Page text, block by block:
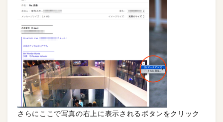
さらにここで写真の右上に表示されるボタンをクリック